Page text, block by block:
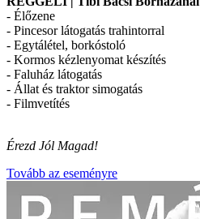
- Élőzene
- Pincesor látogatás trahintorral
- Egytálétel, borkóstoló
- Kormos kézlenyomat készítés
- Faluház látogatás
- Állat és traktor simogatás
- Filmvetítés
Érezd Jól Magad!
Tovább az eseményre